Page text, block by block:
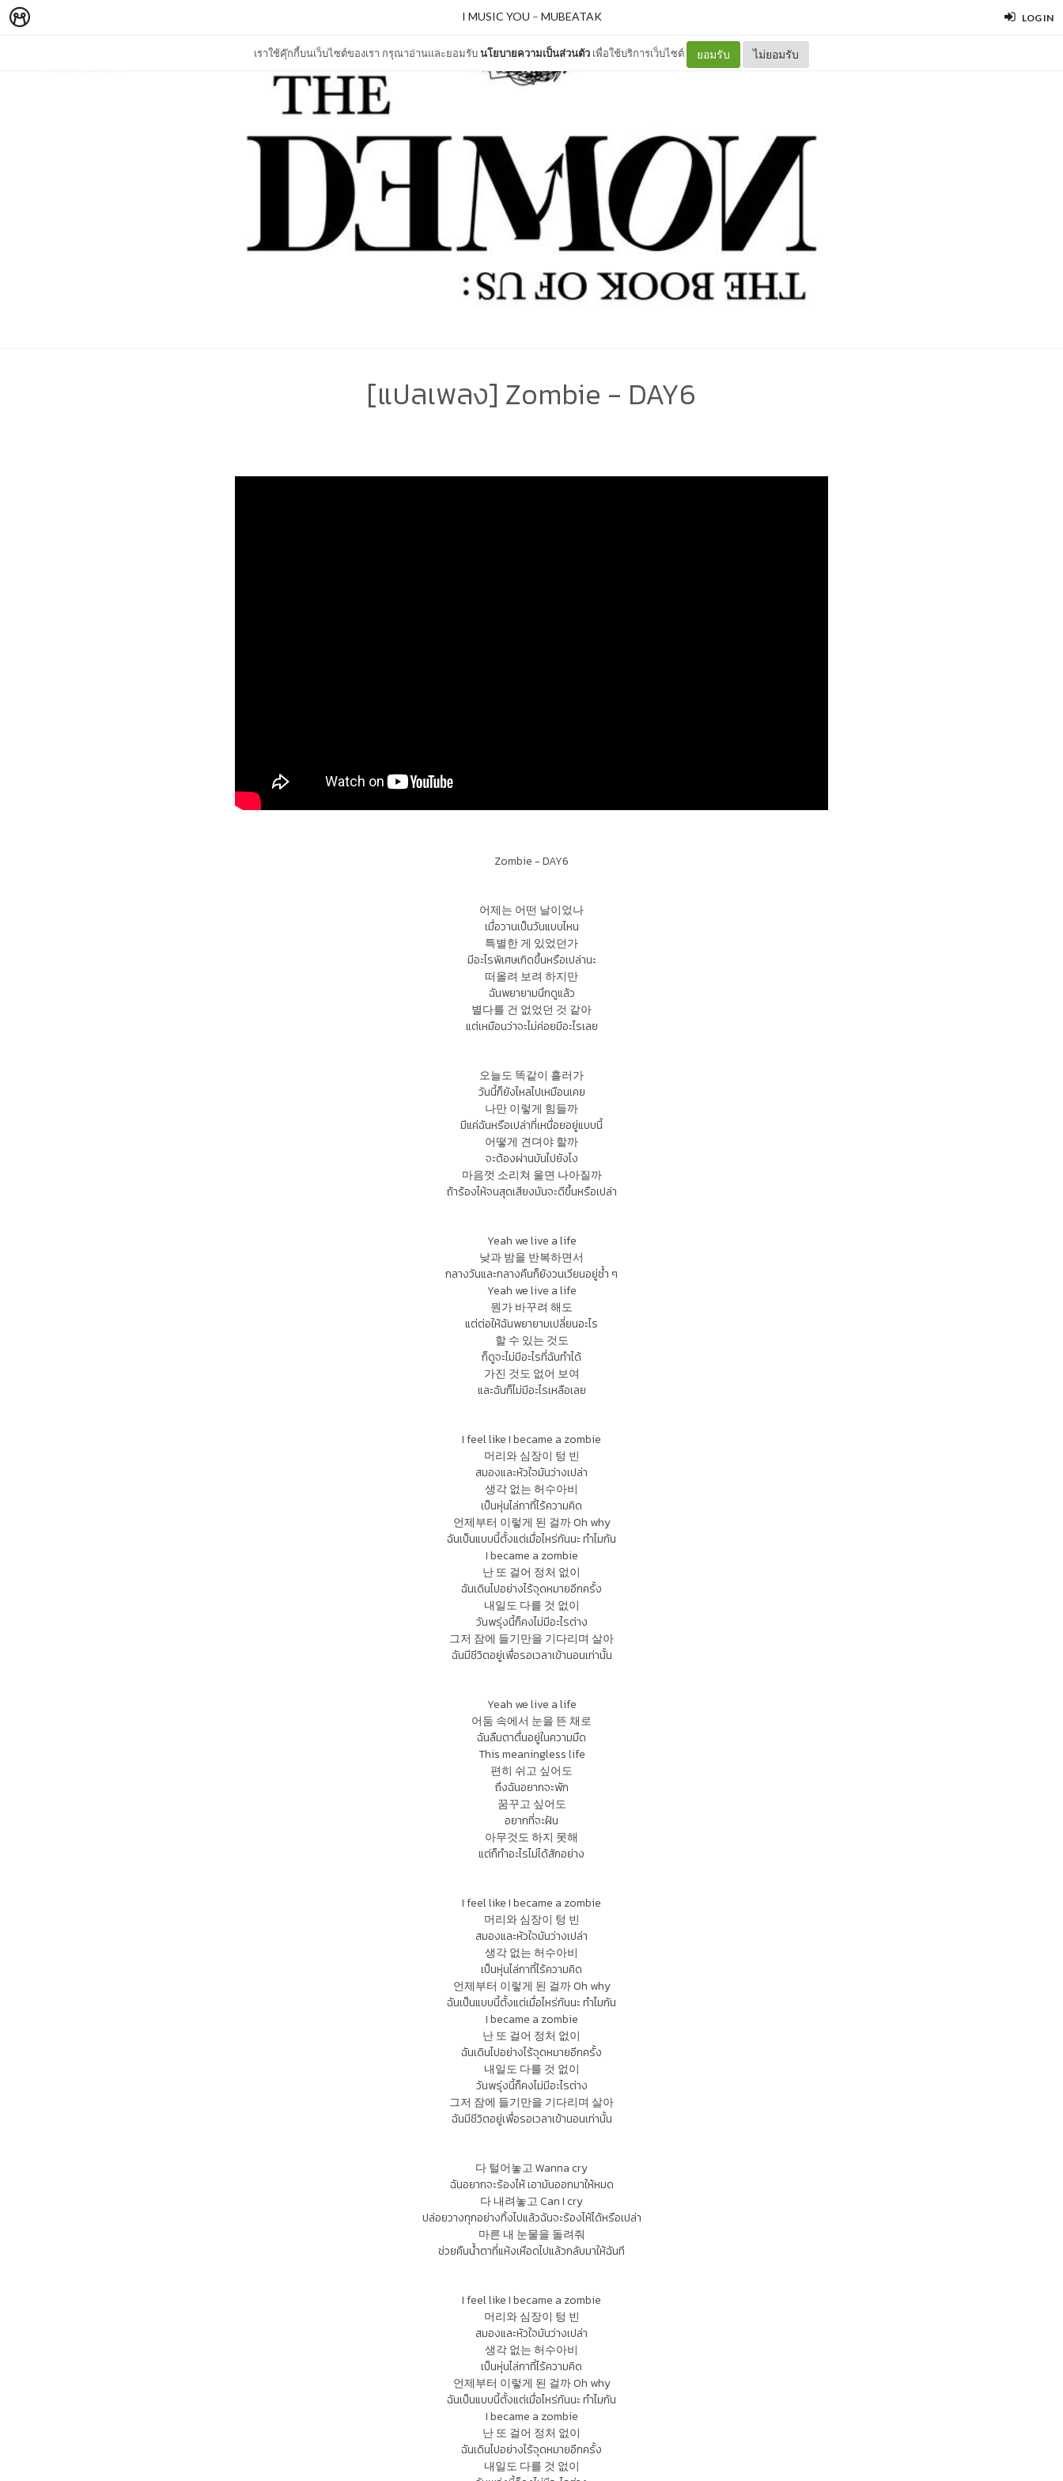
LOG IN
เราใช้คุ๊กกี้บนเว็บไซต์ของเรา กรุณาอ่านและยอมรับนโยบายความเป็นส่วนตัว เพื่อใช้บริการเว็บไซต์ ยอมรับ ไม่ยอมรับ
I MUSIC YOU – MUBEATAK
[แปลเพลง] Zombie - DAY6
Zombie - DAY6
어제는 어떤 날이었나
เมื่อวานเป็นวันแบบไหน
특별한 게 있었던가
มีอะไรพิเศษเกิดขึ้นหรือเปล่านะ
떠올려 보려 하지만
ฉันพยายามนึกดูแล้ว
별다를 건 없었던 것 같아
แต่เหมือนว่าจะไม่ค่อยมีอะไรเลย
오늘도 똑같이 흘러가
วันนี้ก็ยังไหลไปเหมือนเคย
나만 이렇게 힘들까
มีแค่ฉันหรือเปล่าที่เหนื่อยอยู่แบบนี้
어떻게 견뎌야 할까
จะต้องผ่านมันไปยังไง
마음껏 소리쳐 울면 나아질까
ถ้าร้องไห้จนสุดเสียงมันจะดีขึ้นหรือเปล่า
Yeah we live a life
낮과 밤을 반복하면서
กลางวันและกลางคืนก็ยังวนเวียนอยู่ซ้ำ ๆ
Yeah we live a life
뭔가 바꾸려 해도
แต่ต่อให้ฉันพยายามเปลี่ยนอะไร
할 수 있는 것도
ก็ดูจะไม่มีอะไรที่ฉันทำได้
가진 것도 없어 보여
และฉันก็ไม่มีอะไรเหลือเลย
I feel like I became a zombie
머리와 심장이 텅 빈
สมองและหัวใจมันว่างเปล่า
생각 없는 허수아비
เป็นหุ่นไล่กาที่ไร้ความคิด
언제부터 이렇게 된 걸까 Oh why
ฉันเป็นแบบนี้ตั้งแต่เมื่อไหร่กันนะ ทำไมกัน
I became a zombie
난 또 걸어 정처 없이
ฉันเดินไปอย่างไร้จุดหมายอีกครั้ง
내일도 다를 것 없이
วันพรุ่งนี้ก็คงไม่มีอะไรต่าง
그저 잠에 들기만을 기다리며 살아
ฉันมีชีวิตอยู่เพื่อรอเวลาเข้านอนเท่านั้น
Yeah we live a life
어둠 속에서 눈을 뜬 채로
ฉันลืมตาตื่นอยู่ในความมืด
This meaningless life
편히 쉬고 싶어도
ถึงฉันอยากจะพัก
꿈꾸고 싶어도
อยากที่จะฝัน
아무것도 하지 못해
แต่ก็ทำอะไรไม่ได้สักอย่าง
I feel like I became a zombie
머리와 심장이 텅 빈
สมองและหัวใจมันว่างเปล่า
생각 없는 허수아비
เป็นหุ่นไล่กาที่ไร้ความคิด
언제부터 이렇게 된 걸까 Oh why
ฉันเป็นแบบนี้ตั้งแต่เมื่อไหร่กันนะ ทำไมกัน
I became a zombie
난 또 걸어 정처 없이
ฉันเดินไปอย่างไร้จุดหมายอีกครั้ง
내일도 다를 것 없이
วันพรุ่งนี้ก็คงไม่มีอะไรต่าง
그저 잠에 들기만을 기다리며 살아
ฉันมีชีวิตอยู่เพื่อรอเวลาเข้านอนเท่านั้น
다 털어놓고 Wanna cry
ฉันอยากจะร้องไห้ เอามันออกมาให้หมด
다 내려놓고 Can I cry
ปล่อยวางทุกอย่างทิ้งไปแล้วฉันจะร้องไห้ได้หรือเปล่า
마른 내 눈물을 돌려줘
ช่วยคืนน้ำตาที่แห้งเหือดไปแล้วกลับมาให้ฉันที
I feel like I became a zombie
머리와 심장이 텅 빈
สมองและหัวใจมันว่างเปล่า
생각 없는 허수아비
เป็นหุ่นไล่กาที่ไร้ความคิด
언제부터 이렇게 된 걸까 Oh why
ฉันเป็นแบบนี้ตั้งแต่เมื่อไหร่กันนะ ทำไมกัน
I became a zombie
난 또 걸어 정처 없이
ฉันเดินไปอย่างไร้จุดหมายอีกครั้ง
내일도 다를 것 없이